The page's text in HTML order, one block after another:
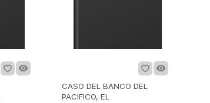
CASO DEL BANCO DEL
PACIFICO, EL